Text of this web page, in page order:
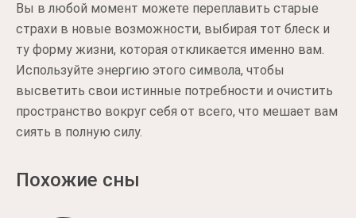
Вы в любой момент можете переплавить старые
страхи в новые возможности, выбирая тот блеск и
ту форму жизни, которая откликается именно вам.
Используйте энергию этого символа, чтобы
высветить свои истинные потребности и очистить
пространство вокруг себя от всего, что мешает вам
сиять в полную силу.
Похожие сны